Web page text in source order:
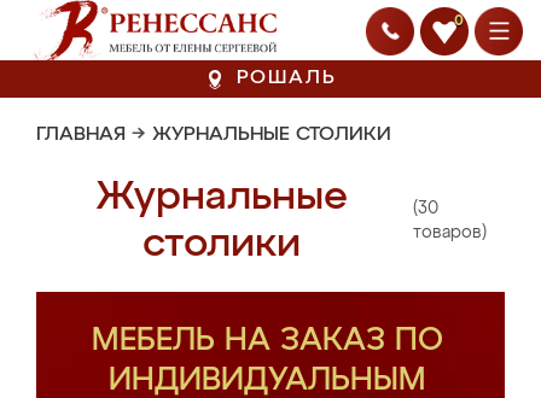
0
РОШАЛЬ
ГЛАВНАЯ → ЖУРНАЛЬНЫЕ СТОЛИКИ
Журнальные
столики
(30
товаров)
МЕБЕЛЬ НА ЗАКАЗ ПО
ИНДИВИДУАЛЬНЫМ